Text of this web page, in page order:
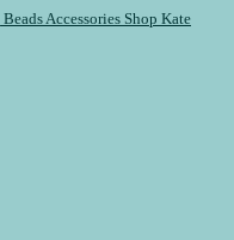
Beads Accessories Shop Kate